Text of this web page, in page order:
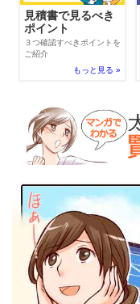
見積書で見るべき
ポイント
３つ確認すべきポイントを
ご紹介
もっと見る »